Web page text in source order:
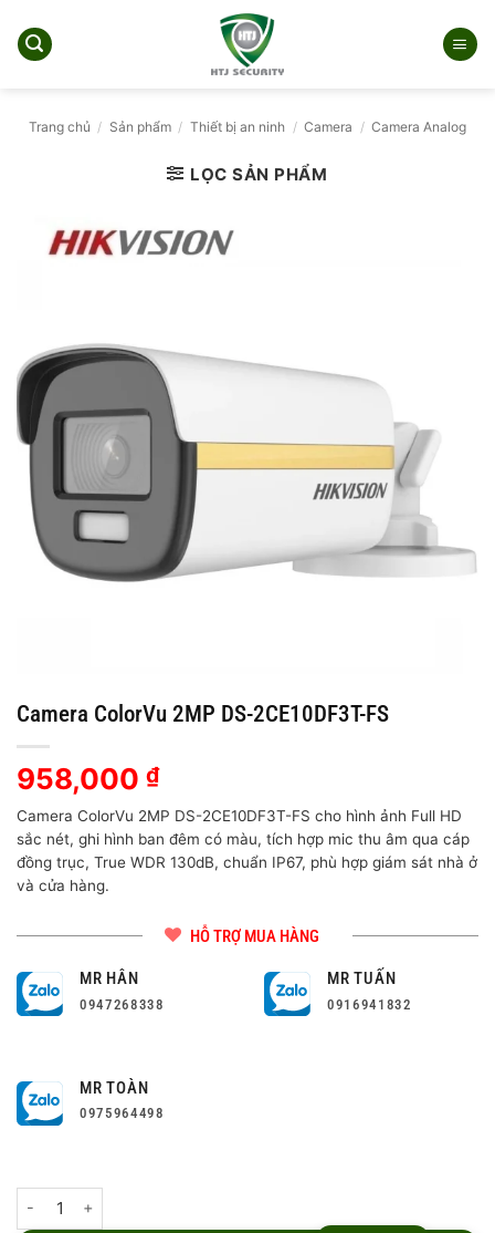
qua
Trang chủ / Sản phẩm / Thiết bị an ninh / Camera / Camera Analog
LỌC SẢN PHẨM
Camera ColorVu 2MP DS-2CE10DF3T-FS
958,000 ₫
Camera ColorVu 2MP DS-2CE10DF3T-FS cho hình ảnh Full HD
sắc nét, ghi hình ban đêm có màu, tích hợp mic thu âm qua cáp
đồng trục, True WDR 130dB, chuẩn IP67, phù hợp giám sát nhà ở
và cửa hàng.
HỖ TRỢ MUA HÀNG
MR HÂN
0947268338
MR TUẤN
0916941832
MR TOÀN
0975964498